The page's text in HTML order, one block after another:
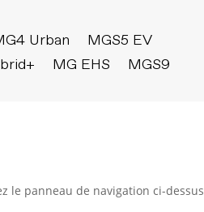
Urban
MGS5 EV
MG EHS MGS9
le panneau de navigation ci-dessus